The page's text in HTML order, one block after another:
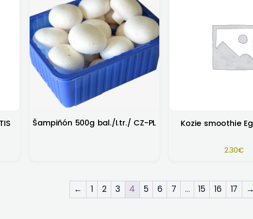
TIS Šampiňón 500g bal./I.tr./ CZ-PL Kozie smoothie
2.30€
← 1 2 3 4 5 6 7 … 15 16 17 →